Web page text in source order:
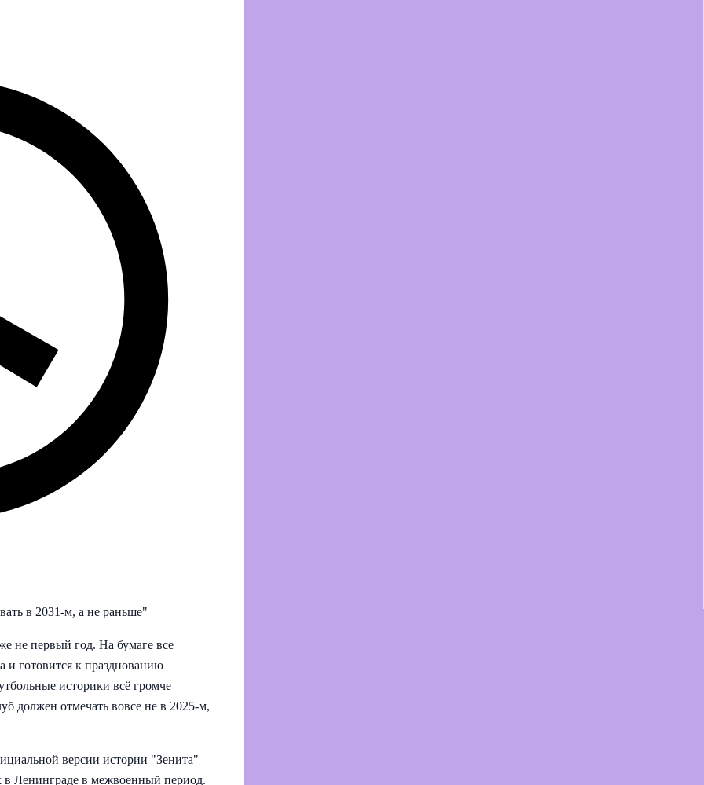
в 2031-м, а не раньше"
не первый год. На бумаге все
и готовится к празднованию
историки всё громче
должен отмечать вовсе не в 2025-м,
версии истории "Зенита"
в Ленинграде в межвоенный период.